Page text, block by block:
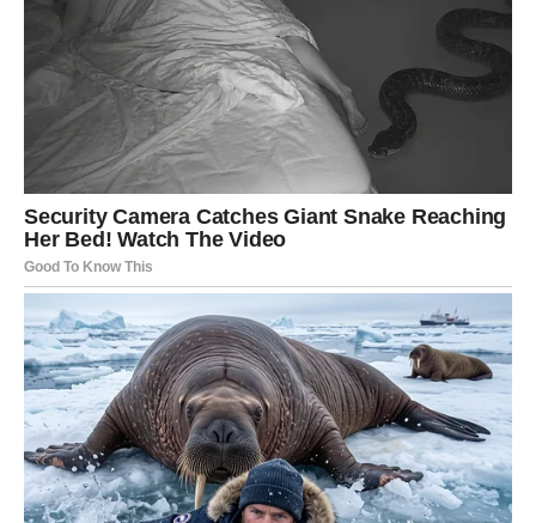
pozitivne energije očekuju vas do kraja proljeća.
Ako ste slobodni, neko bi mogao potpuno osvojiti vaše
srce. Zauzeti Strijelčevi ulaze u fazu veće bliskosti i
zajedničkih planova.
JARAC
Jarčevi će konačno spustiti gard koji su dugo držali
podignutim. Pred vama je period u kojem ćete shvatiti da
nije slabost pokazati emocije.
Jedna osoba mogla bi vas prijatno iznenaditi iskrenošću i
pažnjom. Ljubav vam donosi više sigurnosti nego što ste
očekivali.